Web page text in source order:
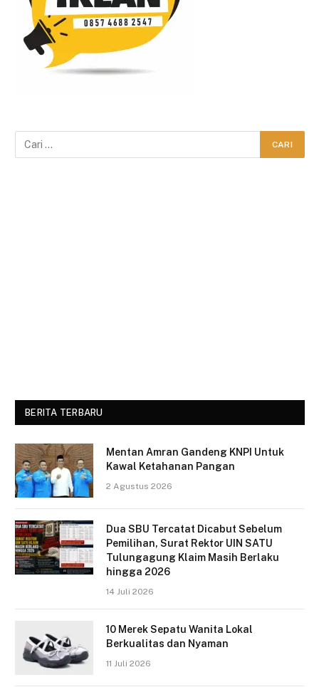
BERITA TERBARU
Mentan Amran Gandeng KNPI Untuk
Kawal Ketahanan Pangan
2 Agustus 2026
Dua SBU Tercatat Dicabut Sebelum
Pemilihan, Surat Rektor UIN SATU
Tulungagung Klaim Masih Berlaku
hingga 2026
14 Juli 2026
10 Merek Sepatu Wanita Lokal
Berkualitas dan Nyaman
11 Juli 2026